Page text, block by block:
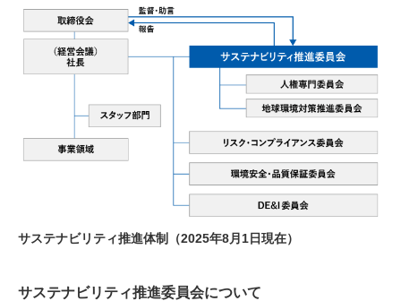
サステナビリティ推進体制（2025年8月1日現在）
サステナビリティ推進委員会について